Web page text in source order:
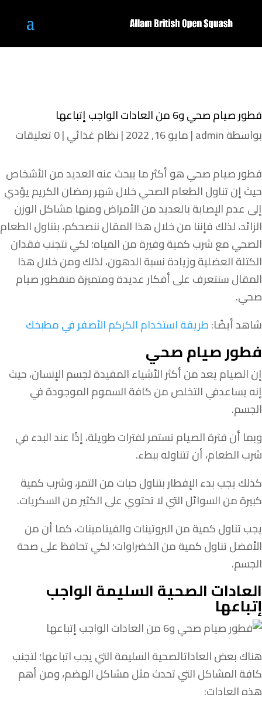
فطور صيام صحي و6 من العادات الواجب إتباعها
بواسطةadmin
|مايو 16, 2022 |نظام غذائي|0 تعليقات
فطور صيام صحي هو أكثر ما يبحث عنه العديد من الأشخاص
حيث إن تناول الطعام الصحي خلال شهر رمضان الكريم يؤدي
إلى عدم الإصابة بالعديد من الأمراض ومنها مشاكل الوزن
الزائد، لذلك فإننا من خلال هذا المقال ننصحكم، بتناول الطعام
الصحي مع شرب كمية وفيرة من المياه؛ لكي نتجنب فقدان
الكتلة العضلية وزيادة نسبة الدهون، لذلك ومن خلال هذا
المقال سنتعرف على أفكار عديدة ومتميزة منفطور صيام
صحي.
شاهد أيضًا:طريقة استخدام الكركم الأصفر في مطبخك
فطور صيام صحي
إن الصيام يعد من أكثر الأشياء المفيدة لجسم الإنسان، حيث
إنه يساعدفي التخلص من كافة السموم الموجودة في
الجسم.
وبما أن فترة الصيام تستمر لفترات طويلة، إذًا عند البدء في
شرب الطعام، أن تتناوله ببطء.
كذلك يجب بدء الإفطار بتناول حبات من التمر، وشرب كمية
كبيرة من السوائل التي لا تحتوي على الكثير من السكريات.
يجب تناول كمية من البروتينات والفيتامينات، كما أن من
الأفضل تناول كمية من الخضراوات؛ لكي تحافظ على صحة
الجسم.
العادات الصحية السليمة الواجب
إتباعها
هناك بعض العاداتالصحية السليمة التي يجب اتباعها؛ لتجنب
كافة المشاكل التي تحدث مثل مشاكل الهضم، ومن أهم
هذه العادات: